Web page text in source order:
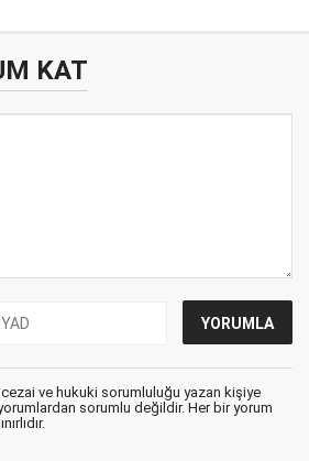
KAT
cezai ve hukuki sorumluluğu yazan kişiye
sorumlu değildir. Her bir yorum